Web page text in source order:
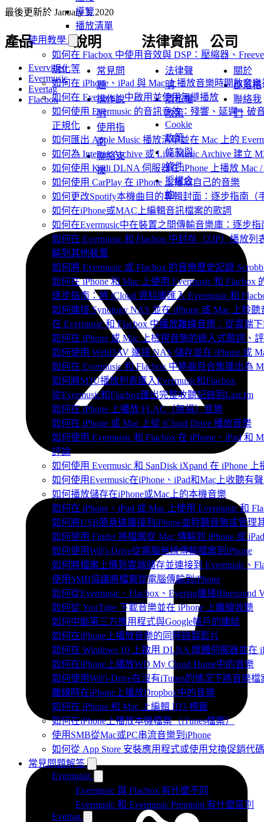
導覽
播放清單
使用教學
如何在 Flacbox 中使用音效與 DSP：壓縮器、
規化等
如何在 iPhone、iPad 與 Mac 上播放音樂時開啟音
如何在 Evermusic 中啟用並使用無縫播放
如何使用 Evermusic 的音訊音效：殘響、延遲、破
正規化
如何匯出 Apple Music 播放清單並在 Mac 上的
如何為 Internet Archive 或 Live Music Archive 建立
如何使用 Kodi DLNA 伺服器在 iPhone 上播放 Mac
如何使用 CarPlay 在 iPhone 上播放自己的音樂
如何更改Spotify本機曲目的專輯封面：逐步指南（
如何在iPhone或MAC上編輯音訊檔案的歌詞
如何在Evermusic中在裝置之間傳輸音樂庫：逐步指
如何在 Evermusic 和 Flacbox 中封存（ZIP）播放
輸到其他裝置
如何將 Evermusic 或 Flacbox 的音樂歷史記錄
如何在 iPhone 和 Mac 上使用 Evermusic 和 Flacbox
逐步指南：將 iCloud 資料庫匯入 Evermusic 和
如何連接 Synology NAS 並在 iPhone 或 Mac 上聆聽
在 Evermusic 和 Flacbox 中播放離線音樂：從雲端
如何在 iPhone 或 Mac 上檢視音樂的嵌入式歌詞、
如何使用 WebDAV 連接 NAS 儲存並在 iPhone 或
如何在 Evermusic 和 Flacbox 中將曲目合集匯出為
如何將M3U播放列表匯入Evermusic和Flacbox
從Evermusic和Flacbox匯出完整收聽記錄到Last.fm
如何在 iPhone 上播放 FLAC（無損）音樂
如何在 iPhone 或 Mac 上從 iCloud Drive 播放音樂
如何使用 Evermusic 和 Flacbox 在 iPhone、iPad 和
評論
如何使用 Evermusic 和 SanDisk iXpand 在 iPhone
如何使用Evermusic在iPhone、iPad和Mac上收聽有
如何播放儲存在iPhone或Mac上的本機音樂
如何在 iPhone、iPad 或 Mac 上使用 Evermusic 和
如何將USB隨身碟連接到iPhone並聆聽音樂或管理
如何使用 Finder 將檔案從 Mac 傳輸到 iPhone 或 iPad
如何使用WiFi-Drive從電腦無線傳輸檔案到iPhone
如何將檔案上傳到雲端儲存並連接到 Evermusic、
使用SMB協議將檔案從電腦傳輸到iPhone
如何從Evermusic、Flacbox、Evertag連接
如何從 YouTube 下載音樂並在 iPhone 上離線收聽
如何中斷第三方應用程式與Google帳戶的連結
如何在iPhone上播放音樂的同時錄製影片
如何在 Windows 10 上啟用 DLNA 媒體伺服器並在
如何在iPhone上播放WD My Cloud Home中的音樂
如何使用WiFi-Drive在沒有iTunes的情況下將音樂檔
離線時在iPhone上播放Dropbox中的音樂
如何在 iPhone 和 Mac 上編輯 ID3 標籤
如何在iPhone上播放本機檔案（iTunes檔案）
使用SMB從Mac或PC串流音樂到iPhone
如何從 App Store 安裝應用程式或使用兌換促銷代
常見問題解答
Evermusic
Evermusic 與 Flacbox 有什麼不同
Evermusic 和 Evermusic Premium 有什麼區別
Evertag
最後更新於 January 3, 2020
產品
Evervideo
Evermusic
Evertag
Flacbox
說明
常見問
題
操作說
明
使用指
南
聯絡支
援
法律資訊
法律聲
明
隱私權
政策
Cookie
政策
條款與
條件
授權合
約
公司
關於
部落格
聯絡我
們